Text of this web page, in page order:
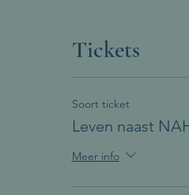
Tickets
Soort ticket
Leven naast
Meer info